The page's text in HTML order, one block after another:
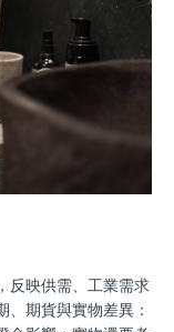
反映供需、工業需求
期貨與實物差異：